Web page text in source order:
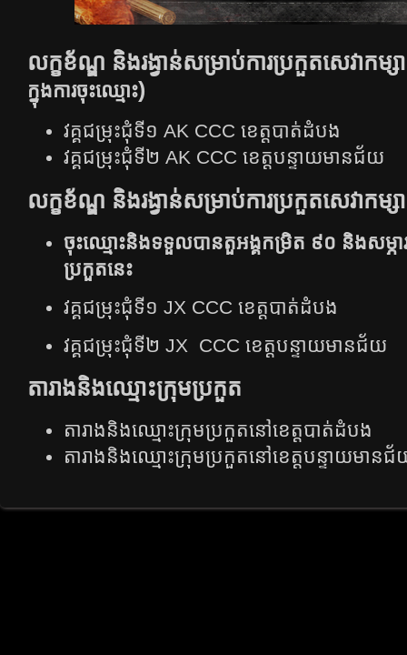
លក្ខខ័ណ្ឌ និងរង្វាន់សម្រាប់ការប្រកួតសេវាកម្ស
ក្នុងការចុះឈ្មោះ)
វគ្គជម្រុះជុំទី១ AK CCC ខេត្តបាត់ដំបង
វគ្គជម្រុះជុំទី២ AK CCC ខេត្តបន្ទាយមានជ័យ
លក្ខខ័ណ្ឌ និងរង្វាន់សម្រាប់ការប្រកួតសេវាកម្ស
ចុះឈ្មោះនិងទទួលបានតួអង្គកម្រិត ៩០​​ និងសម្ភារៈ
ប្រកួតនេះ
វគ្គជម្រុះជុំទី១ JX CCC ខេត្តបាត់ដំបង
វគ្គជម្រុះជុំទី២ JX CCC ខេត្តបន្ទាយមានជ័យ
តារាង​និង​ឈ្មោះ​ក្រុម​ប្រកួត​
តារាង​និង​ឈ្មោះ​ក្រុម​ប្រកួត​នៅ​ខេត្ត​បាត់​ដំបង
តារាង​និង​ឈ្មោះ​ក្រុម​ប្រកួត​នៅ​ខេត្ត​បន្ទាយ​មាន​